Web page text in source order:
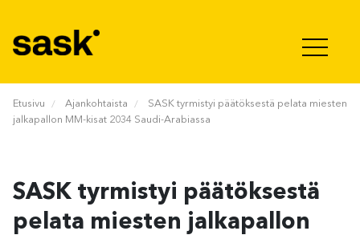
Etusivu Ajankohtaista
SASK tyrmistyi päätöksestä pelata miesten
jalkapallon MM-kisat 2034 Saudi-Arabiassa
SASK tyrmistyi päätöksestä
pelata miesten jalkapallon